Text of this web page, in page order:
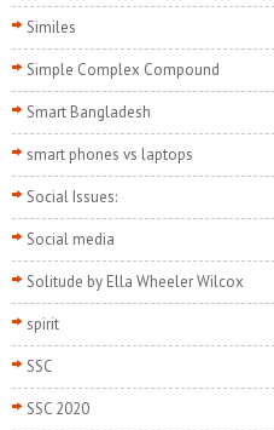
Similes
Simple Complex Compound
Smart Bangladesh
smart phones vs laptops
Social Issues:
Social media
Solitude by Ella Wheeler Wilcox
spirit
SSC
SSC 2020